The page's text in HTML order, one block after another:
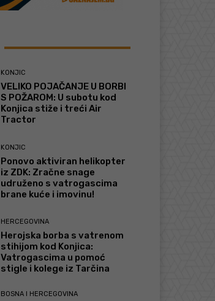
KONJIC
VELIKO POJAČANJE U BORBI
S POŽAROM: U subotu kod
Konjica stiže i treći Air
Tractor
KONJIC
Ponovo aktiviran helikopter
iz ZDK: Zračne snage
udruženo s vatrogascima
brane kuće i imovinu!
HERCEGOVINA
Herojska borba s vatrenom
stihijom kod Konjica:
Vatrogascima u pomoć
stigle i kolege iz Tarčina
BOSNA I HERCEGOVINA